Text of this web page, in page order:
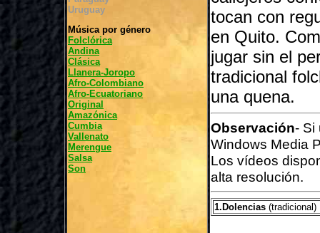
Uruguay
Música por género
Folclórica
Andina
Clásica
Llanera-Joropo
Afro-Colombiano
Afro-Ecuatoriano
Original
Amazónica
Cumbia
Vallenato
Merengue
Salsa
Son
tocan con
en Quito.
jugar sin el
tradicional
una quena.
Observación- Si
Windows Media
Los vídeos
alta resolución.
1.Dolencias (tradicional)